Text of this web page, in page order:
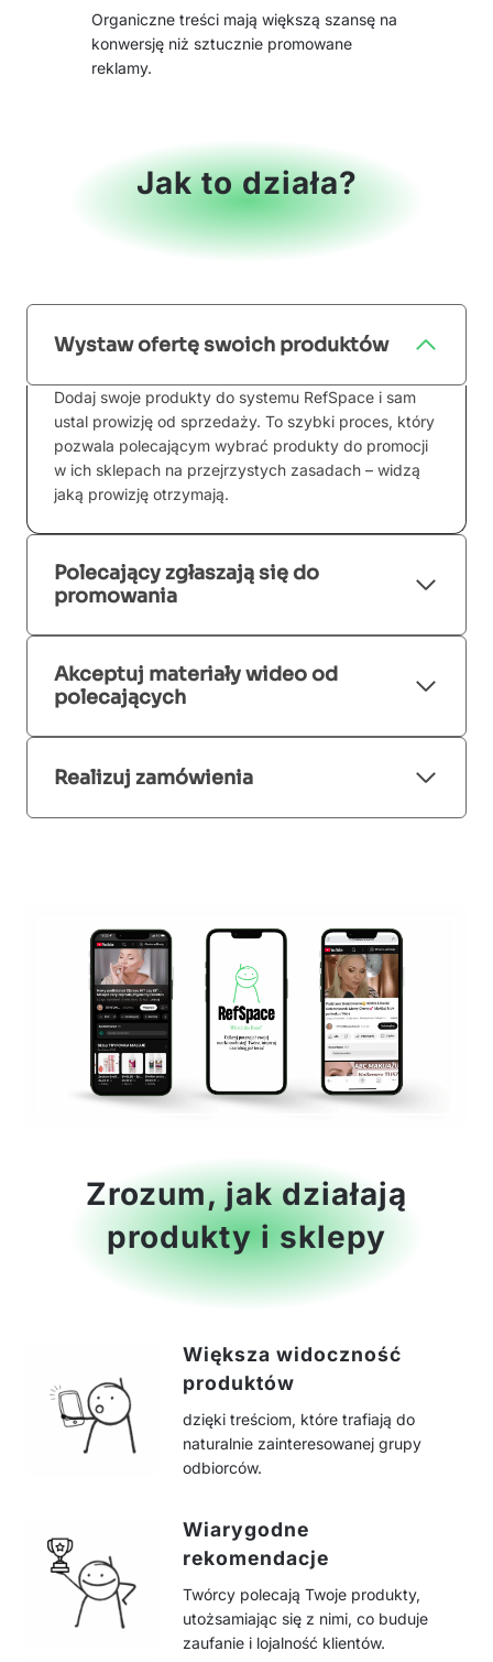
Organiczne treści mają większą szansę na
konwersję niż sztucznie promowane
reklamy.
Jak to działa?
Wystaw ofertę swoich produktów
Dodaj swoje produkty do systemu RefSpace i sam
ustal prowizję od sprzedaży. To szybki proces, który
pozwala polecającym wybrać produkty do promocji
w ich sklepach na przejrzystych zasadach – widzą
jaką prowizję otrzymają.
Polecający zgłaszają się do
promowania
Akceptuj materiały wideo od
polecających
Realizuj zamówienia
Zrozum, jak działają
produkty i sklepy
Większa widoczność
produktów
dzięki treściom, które trafiają do
naturalnie zainteresowanej grupy
odbiorców.
Wiarygodne
rekomendacje
Twórcy polecają Twoje produkty,
utożsamiając się z nimi, co buduje
zaufanie i lojalność klientów.